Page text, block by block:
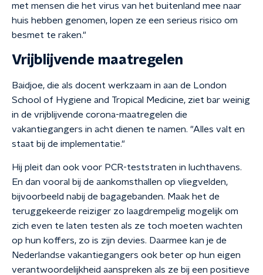
met mensen die het virus van het buitenland mee naar
huis hebben genomen, lopen ze een serieus risico om
besmet te raken."
Vrijblijvende maatregelen
Baidjoe, die als docent werkzaam in aan de London
School of Hygiene and Tropical Medicine, ziet bar weinig
in de vrijblijvende corona-maatregelen die
vakantiegangers in acht dienen te namen. "Alles valt en
staat bij de implementatie."
Hij pleit dan ook voor PCR-teststraten in luchthavens.
En dan vooral bij de aankomsthallen op vliegvelden,
bijvoorbeeld nabij de bagagebanden. Maak het de
teruggekeerde reiziger zo laagdrempelig mogelijk om
zich even te laten testen als ze toch moeten wachten
op hun koffers, zo is zijn devies. Daarmee kan je de
Nederlandse vakantiegangers ook beter op hun eigen
verantwoordelijkheid aanspreken als ze bij een positieve